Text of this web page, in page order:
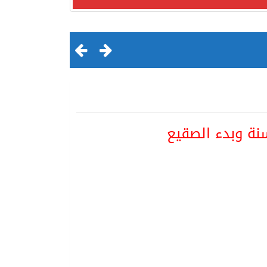
الثالث عشر الهجري
وبدء الصقيع